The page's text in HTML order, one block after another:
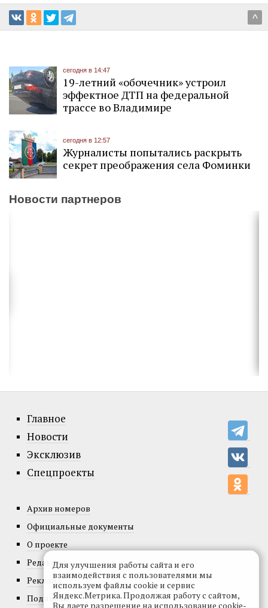
^
сегодня в 14:47
19-летний «обочечник» устроил
эффектное ДТП на федеральной
трассе во Владимире
сегодня в 12:57
Журналисты попытались раскрыть
секрет преображения села Фоминки
Новости партнеров
Главное
Новости
Эксклюзив
Спецпроекты
Архив номеров
Официальные документы
О проекте
Редакция
Реклама
Подписка
Для улучшения работы сайта и его
взаимодействия с пользователями мы
используем файлы cookie и сервис
Яндекс.Метрика. Продолжая работу с сайтом,
Вы даете разрешение на использование cookie-